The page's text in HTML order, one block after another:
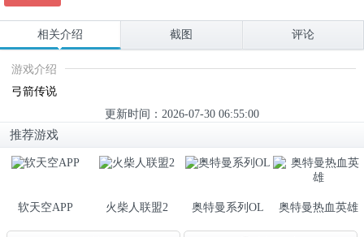
相关介绍 截图 评论
游戏介绍
弓箭传说
更新时间：2026-07-30 06:55:00
推荐游戏
软天空APP 火柴人联盟2 奥特曼系列OL 奥特曼热血英雄